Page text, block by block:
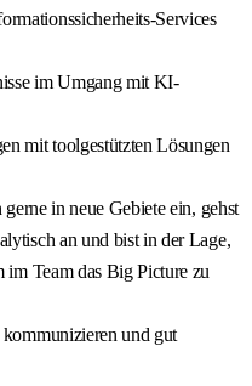
Services
im Umgang mit KI-
mit toolgestützten Lösungen
in neue Gebiete ein, gehst
an und bist in der Lage,
im Team das Big Picture zu
und gut